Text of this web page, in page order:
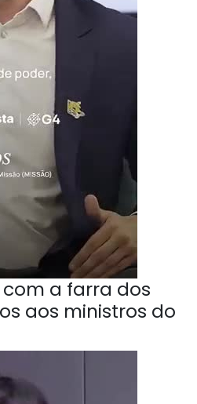
a farra dos
aos ministros do